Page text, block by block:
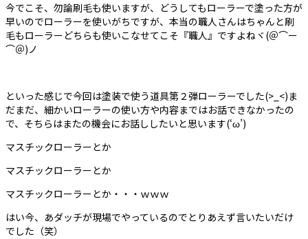
今でこそ、勿論刷毛も使いますが、どうしてもローラーで塗った方が
早いのでローラーを使いがちですが、本当の職人さんはちゃんと刷
毛もローラーどちらも使いこなせてこそ『職人』ですよねヾ(＠⌒ー
⌒＠)ノ
といった感じで今回は塗装で使う道具第２弾ローラーでした(>_<)ま
だまだ、細かいローラーの使い方や内容まではお話できなかったの
で、そちらはまたの機会にお話ししたいと思います(‘ω’)
マスチックローラーとか
マスチックローラーとか
マスチックローラーとか・・・ｗｗｗ
はい今、あダッチが現場でやっているのでとりあえず言いたいだけ
でした（笑）